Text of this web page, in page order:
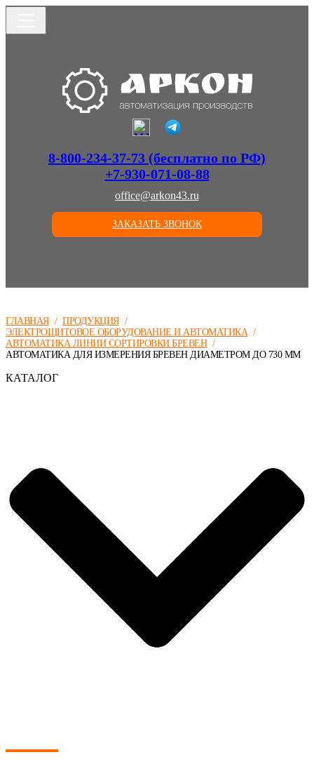
8-800-234-37-73 (бесплатно по РФ)
+7-930-071-08-88
office@arkon43.ru
ЗАКАЗАТЬ ЗВОНОК
ГЛАВНАЯ / ПРОДУКЦИЯ /
ЭЛЕКТРОЩИТОВОЕ ОБОРУДОВАНИЕ И АВТОМАТИКА /
АВТОМАТИКА ЛИНИИ СОРТИРОВКИ БРЕВЕН /
АВТОМАТИКА ДЛЯ ИЗМЕРЕНИЯ БРЕВЕН ДИАМЕТРОМ ДО 730 ММ
КАТАЛОГ